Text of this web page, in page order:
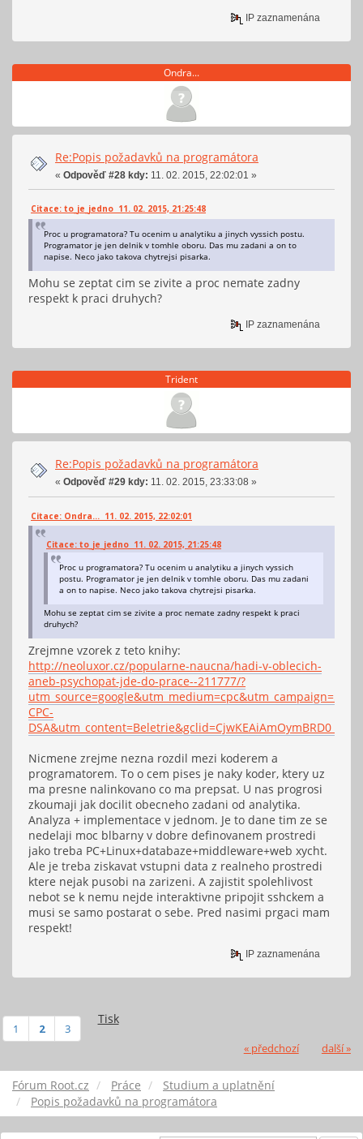
IP zaznamenána
Ondra...
Re:Popis požadavků na programátora
« Odpověď #28 kdy: 11. 02. 2015, 22:02:01 »
Citace: to_je_jedno 11. 02. 2015, 21:25:48
Proc u programatora? Tu ocenim u analytiku a jinych vyssich postu.
Programator je jen delnik v tomhle oboru. Das mu zadani a on to
napise. Neco jako takova chytrejsi pisarka.
Mohu se zeptat cim se zivite a proc nemate zadny
respekt k praci druhych?
IP zaznamenána
Trident
Re:Popis požadavků na programátora
« Odpověď #29 kdy: 11. 02. 2015, 23:33:08 »
Citace: Ondra... 11. 02. 2015, 22:02:01
Citace: to_je_jedno 11. 02. 2015, 21:25:48
Proc u programatora? Tu ocenim u analytiku a jinych vyssich
postu. Programator je jen delnik v tomhle oboru. Das mu zadani
a on to napise. Neco jako takova chytrejsi pisarka.
Mohu se zeptat cim se zivite a proc nemate zadny respekt k praci
druhych?
Zrejmne vzorek z teto knihy:
http://neoluxor.cz/popularne-naucna/hadi-v-oblecich-
aneb-psychopat-jde-do-prace--211777/?
utm_source=google&utm_medium=cpc&utm_campaign=5-
CPC-
Nicmene zrejme nezna rozdil mezi koderem a
programatorem. To o cem pises je naky koder, ktery uz
ma presne nalinkovano co ma prepsat. U nas progrosi
zkoumaji jak docilit obecneho zadani od analytika.
Analyza + implementace v jednom. Je to dane tim ze se
nedelaji moc blbarny v dobre definovanem prostredi
jako treba PC+Linux+databaze+middleware+web xycht.
Ale je treba ziskavat vstupni data z realneho prostredi
ktere nejak pusobi na zarizeni. A zajistit spolehlivost
nebot se k nemu nejde interaktivne pripojit sshckem a
musi se samo postarat o sebe. Pred nasimi prgaci mam
respekt!
IP zaznamenána
Tisk
1 2 3
« předchozí další »
Fórum Root.cz Práce
Studium a uplatnění
Popis požadavků na programátora